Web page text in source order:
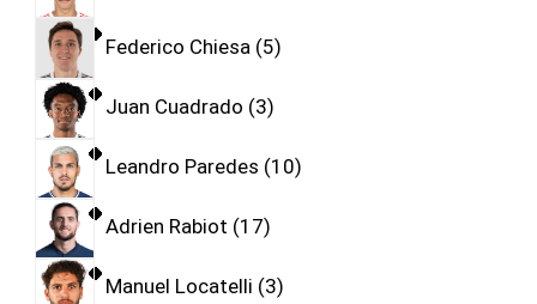
Federico Chiesa 5
Juan Cuadrado 3
Leandro Paredes 10
Adrien Rabiot 17
Manuel Locatelli 3